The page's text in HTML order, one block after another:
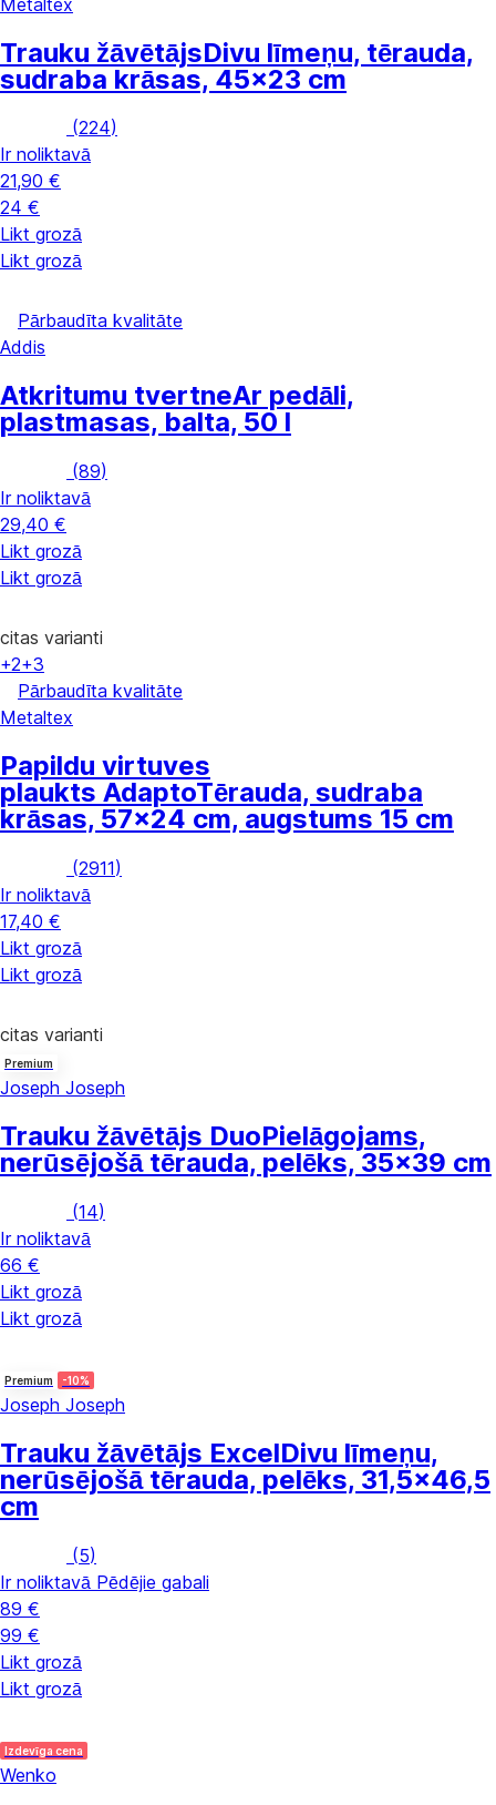
Trauku žāvētājsDivu līmeņu, tērauda,
sudraba krāsas, 45x23 cm
(224)
Ir noliktavā
21,90 €
24 €
Likt grozā
Likt grozā
Pārbaudīta kvalitāte
Addis
Atkritumu tvertneAr pedāli,
plastmasas, balta, 50 l
(89)
Ir noliktavā
29,40 €
Likt grozā
Likt grozā
citas varianti
+2+3
Pārbaudīta kvalitāte
Metaltex
Papildu virtuves
plaukts AdaptoTērauda, sudraba
krāsas, 57x24 cm, augstums 15 cm
(2911)
Ir noliktavā
17,40 €
Likt grozā
Likt grozā
citas varianti
Premium
Joseph Joseph
Trauku žāvētājs DuoPielāgojams,
nerūsējošā tērauda, pelēks, 35x39 cm
(14)
Ir noliktavā
66 €
Likt grozā
Likt grozā
Premium -10%
Joseph Joseph
Trauku žāvētājs ExcelDivu līmeņu,
nerūsējošā tērauda, pelēks, 31,5x46,5
cm
(5)
Ir noliktavā Pēdējie gabali
89 €
99 €
Likt grozā
Likt grozā
Izdevīga cena
Wenko